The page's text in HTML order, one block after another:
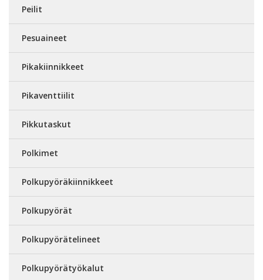
Peilit
Pesuaineet
Pikakiinnikkeet
Pikaventtiilit
Pikkutaskut
Polkimet
Polkupyöräkiinnikkeet
Polkupyörät
Polkupyörätelineet
Polkupyörätyökalut